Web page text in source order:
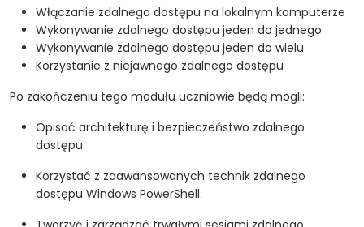
Włączanie zdalnego dostępu na lokalnym komputerze
Wykonywanie zdalnego dostępu jeden do jednego
Wykonywanie zdalnego dostępu jeden do wielu
Korzystanie z niejawnego zdalnego dostępu
Po zakończeniu tego modułu uczniowie będą mogli:
Opisać architekturę i bezpieczeństwo zdalnego
dostępu.
Korzystać z zaawansowanych technik zdalnego
dostępu Windows PowerShell.